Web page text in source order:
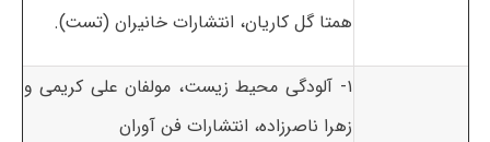
همتا گل کاریان، انتشارات خانیران (تست).
۱- آلودگی محیط زیست، مولفان علی کریمی و
زهرا ناصرزاده، انتشارات فن آوران